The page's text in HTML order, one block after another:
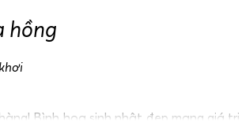
hồng
Bình hoa sinh nhật đẹp mang giá